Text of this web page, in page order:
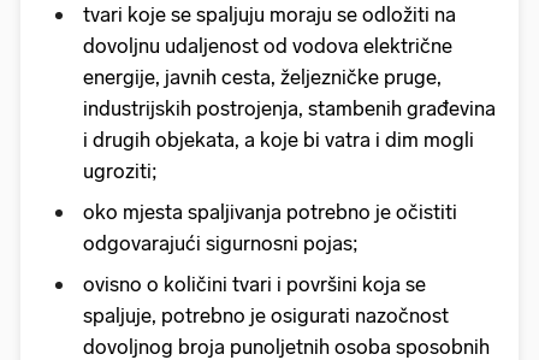
tvari koje se spaljuju moraju se odložiti na
dovoljnu udaljenost od vodova električne
energije, javnih cesta, željezničke pruge,
industrijskih postrojenja, stambenih građevina
i drugih objekata, a koje bi vatra i dim mogli
ugroziti;
oko mjesta spaljivanja potrebno je očistiti
odgovarajući sigurnosni pojas;
ovisno o količini tvari i površini koja se
spaljuje, potrebno je osigurati nazočnost
dovoljnog broja punoljetnih osoba sposobnih